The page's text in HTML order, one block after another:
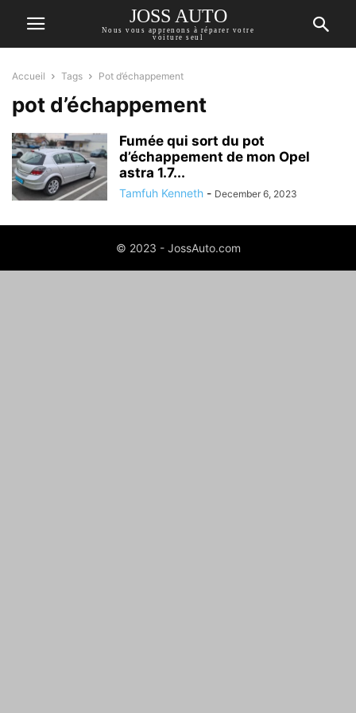
JOSS AUTO
Nous vous apprenons à réparer votre
voiture seul
Accueil Tags Pot d’échappement
pot d’échappement
Fumée qui sort du pot
d’échappement de mon Opel
astra 1.7...
Tamfuh Kenneth - December 6, 2023
© 2023 - JossAuto.com